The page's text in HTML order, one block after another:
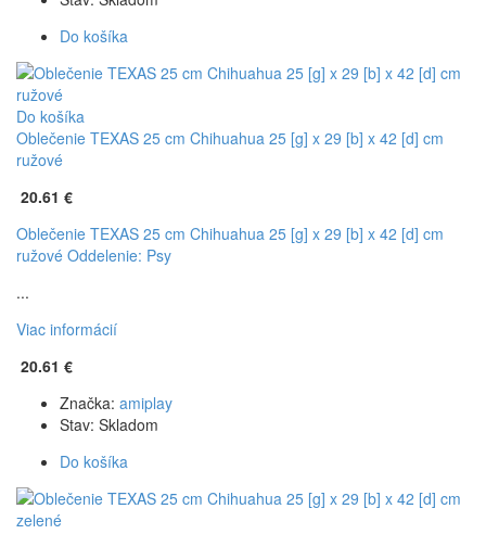
Do košíka
Do košíka
Oblečenie TEXAS 25 cm Chihuahua 25 [g] x 29 [b] x 42 [d] cm
ružové
20.61 €
Oblečenie TEXAS 25 cm Chihuahua 25 [g] x 29 [b] x 42 [d] cm
ružové Oddelenie: Psy
...
Viac informácií
20.61 €
Značka: amiplay
Stav: Skladom
Do košíka